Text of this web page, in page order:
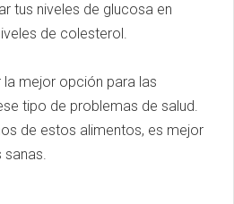
tus niveles de glucosa en
de colesterol.
la mejor opción para las
tipo de problemas de salud.
de estos alimentos, es mejor
sanas.